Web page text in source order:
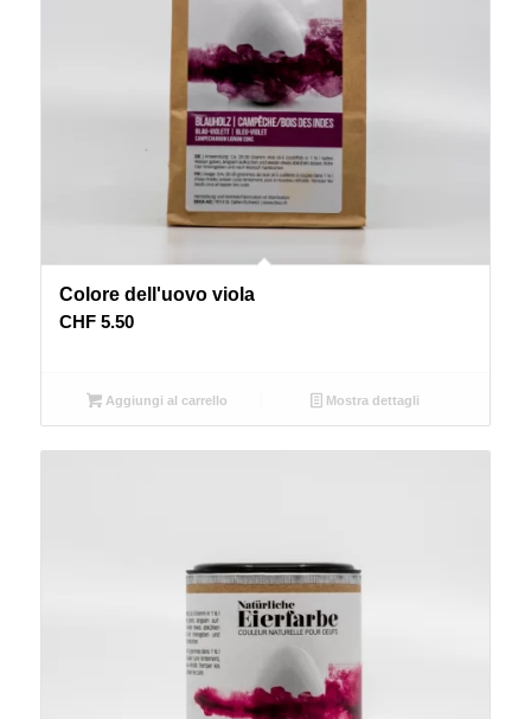
Colore dell'uovo viola
CHF5.50
Aggiungi al carrello Mostra dettagli